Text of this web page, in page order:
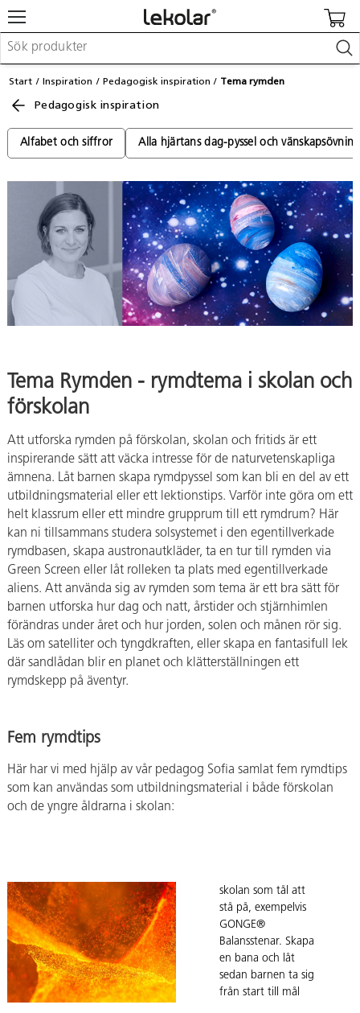
Möbler & inredning
Lekplatsutrustning & utemiljö
Skapa
Leka
Lära
Barnvagnar & småbarnsartiklar
Logga in / Registrera dig
Hitta din säljare
Kontakta Lekolar
Start Inspiration Pedagogisk inspiration Tema rymden
Pedagogisk inspiration
Alfabet och siffror Alla hjärtans dag-pyssel och
Tema Rymden - rymdtema i skolan och
förskolan
Att utforska rymden på förskolan, skolan och fritids är ett
inspirerande sätt att väcka intresse för de naturvetenskapliga
ämnena. Låt barnen skapa rymdpyssel som kan bli en del av ett
utbildningsmaterial eller ett lektionstips. Varför inte göra om ett
helt klassrum eller ett mindre grupprum till ett rymdrum? Här
kan ni tillsammans studera solsystemet i den egentillverkade
rymdbasen, skapa austronautkläder, ta en tur till rymden via
Green Screen eller låt rolleken ta plats med egentillverkade
aliens. Att använda sig av rymden som tema är ett bra sätt för
barnen utforska hur dag och natt, årstider och stjärnhimlen
förändras under året och hur jorden, solen och månen rör sig.
Läs om satelliter och tyngdkraften, eller skapa en fantasifull lek
där sandlådan blir en planet och klätterställningen ett
rymdskepp på äventyr.
Fem rymdtips
Här har vi med hjälp av vår pedagog Sofia samlat fem rymdtips
som kan användas som utbildningsmaterial i både förskolan
och de yngre åldrarna i skolan:
skolan som tål att
stå på, exempelvis
GONGE®
Balansstenar. Skapa
en bana och låt
sedan barnen ta sig
från start till mål
Utforska
gravitationen